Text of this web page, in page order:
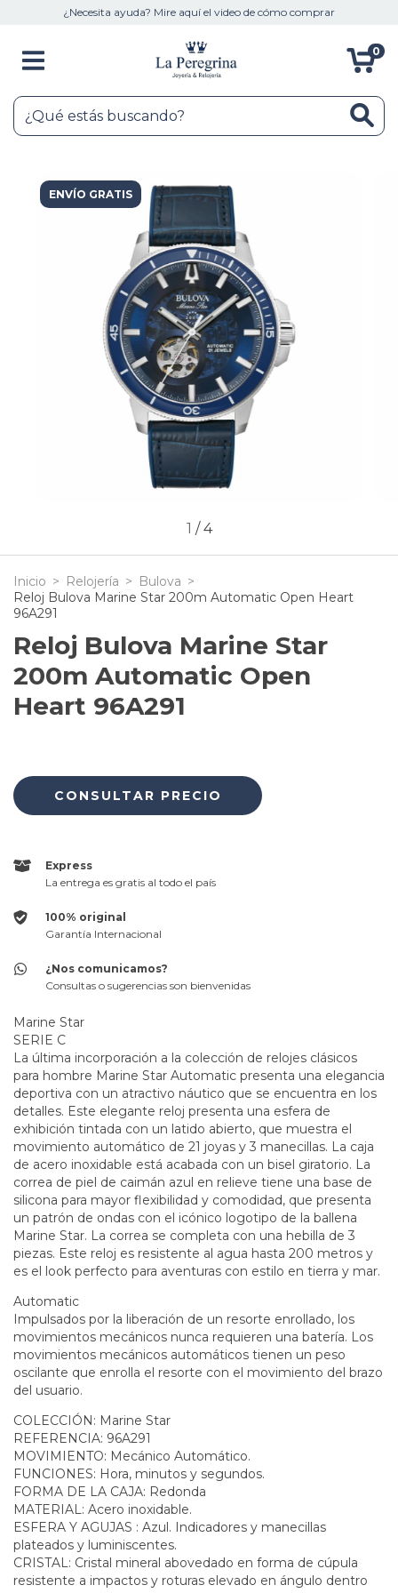
¿Necesita ayuda? Mire aquí el video de cómo comprar
0
ENVÍO GRATIS
1 /4
Inicio > Relojería > Bulova >
Reloj Bulova Marine Star 200m Automatic Open Heart
96A291
Reloj Bulova Marine Star
200m Automatic Open
Heart 96A291
Express
La entrega es gratis al todo el país
100% original
Garantía Internacional
¿Nos comunicamos?
Consultas o sugerencias son bienvenidas
Marine Star
SERIE C
La última incorporación a la colección de relojes clásicos
para hombre Marine Star Automatic presenta una elegancia
deportiva con un atractivo náutico que se encuentra en los
detalles. Este elegante reloj presenta una esfera de
exhibición tintada con un latido abierto, que muestra el
movimiento automático de 21 joyas y 3 manecillas. La caja
de acero inoxidable está acabada con un bisel giratorio. La
correa de piel de caimán azul en relieve tiene una base de
silicona para mayor flexibilidad y comodidad, que presenta
un patrón de ondas con el icónico logotipo de la ballena
Marine Star. La correa se completa con una hebilla de 3
piezas. Este reloj es resistente al agua hasta 200 metros y
es el look perfecto para aventuras con estilo en tierra y mar.
Automatic
Impulsados por la liberación de un resorte enrollado, los
movimientos mecánicos nunca requieren una batería. Los
movimientos mecánicos automáticos tienen un peso
oscilante que enrolla el resorte con el movimiento del brazo
del usuario.
COLECCIÓN: Marine Star
REFERENCIA: 96A291
MOVIMIENTO: Mecánico Automático.
FUNCIONES: Hora, minutos y segundos.
FORMA DE LA CAJA: Redonda
MATERIAL: Acero inoxidable.
ESFERA Y AGUJAS : Azul. Indicadores y manecillas
plateados y luminiscentes.
CRISTAL: Cristal mineral abovedado en forma de cúpula
resistente a impactos y roturas elevado en ángulo dentro